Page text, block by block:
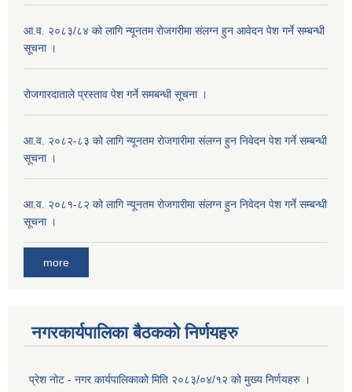
आ.व. २०८३/८४ को लागि न्यूनतम रोजगरीमा संलग्न हुन आवेदन पेश गर्ने सम्बन्धी
सूचना ।
रोजगारदाताले प्रस्ताव पेश गर्ने समबन्धी सूचना ।
आ.व. २०८२-८३ को लागि न्यूनतम रोजगारीमा संलग्न हुन निवेदन पेश गर्ने सम्बन्धी
सूचना ।
आ.व. २०८१-८२ को लागि न्यूनतम रोजगारीमा संलग्न हुन निवेदन पेश गर्ने सम्बन्धी
सूचना ।
more
नगरकार्यपालिका बैठकको निर्णयहरु
प्रेश नोट - नगर कार्यपालिकाको मिति २०८३/०४/१२ को मुख्य निर्णयहरु ।